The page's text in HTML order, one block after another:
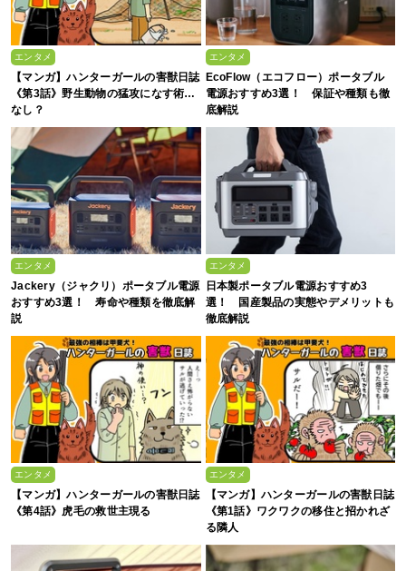
エンタメ
【マンガ】ハンターガールの害獣日誌
《第3話》野生動物の猛攻になす術…
なし？
エンタメ
EcoFlow（エコフロー）ポータブル
電源おすすめ3選！ 保証や種類も徹
底解説
エンタメ
Jackery（ジャクリ）ポータブル電源
おすすめ3選！ 寿命や種類を徹底解
説
エンタメ
日本製ポータブル電源おすすめ3
選！ 国産製品の実態やデメリットも
徹底解説
エンタメ
【マンガ】ハンターガールの害獣日誌
《第4話》虎毛の救世主現る
エンタメ
【マンガ】ハンターガールの害獣日誌
《第1話》ワクワクの移住と招かれざ
る隣人